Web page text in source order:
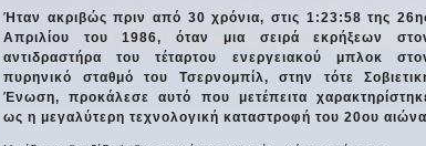
Ήταν ακριβώς πριν από 30 χρόνια, στις 1:23:58 της
Απριλίου του 1986, όταν μια σειρά εκρήξεων
αντιδραστήρα του τέταρτου ενεργειακού μπλοκ
πυρηνικό σταθμό του Τσερνομπίλ, στην τότε
Ένωση, προκάλεσε αυτό που μετέπειτα
ως η μεγαλύτερη τεχνολογική καταστροφή του 20ου